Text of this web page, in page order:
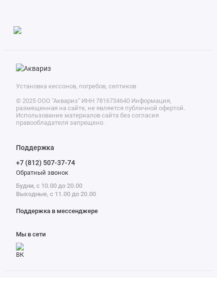
Установка кессонов, погребов, септиков
© 2025 ООО "Аквариз" ИНН 7816734640 Информация,
размещенная на сайте, не является публичной офертой.
Использование материалов сайта без согласия
правообладателя запрещено.
Поддержка
+7 (812) 507-37-74
Обратный звонок
Будни, с 10.00 до 20.00
Выходные, с 11.00 до 20.00
Поддержка в мессенджере
Мы в сети